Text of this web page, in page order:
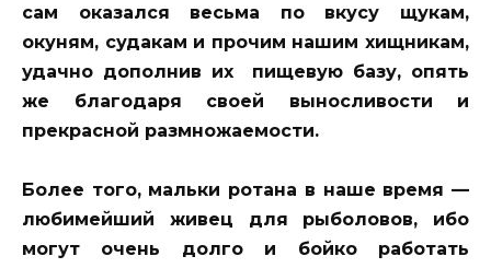
сам оказался весьма по вкусу щукам,
окуням, судакам и прочим нашим хищникам,
удачно дополнив их пищевую базу, опять
же благодаря своей выносливости и
прекрасной размножаемости.
Более того, мальки ротана в наше время —
любимейший живец для рыболовов, ибо
могут очень долго и бойко работать